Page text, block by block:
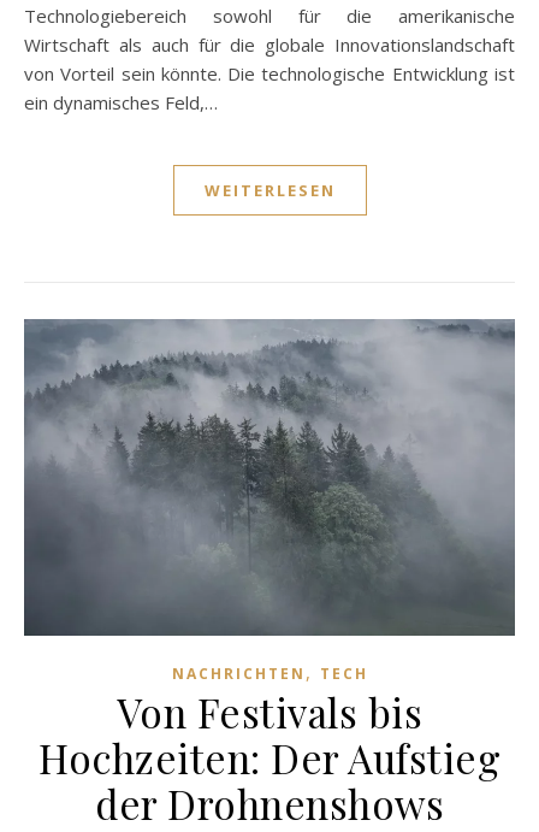
Technologiebereich sowohl für die amerikanische
Wirtschaft als auch für die globale Innovationslandschaft
von Vorteil sein könnte. Die technologische Entwicklung ist
ein dynamisches Feld,…
WEITERLESEN
NACHRICHTEN , TECH
Von Festivals bis
Hochzeiten: Der Aufstieg
der Drohnenshows